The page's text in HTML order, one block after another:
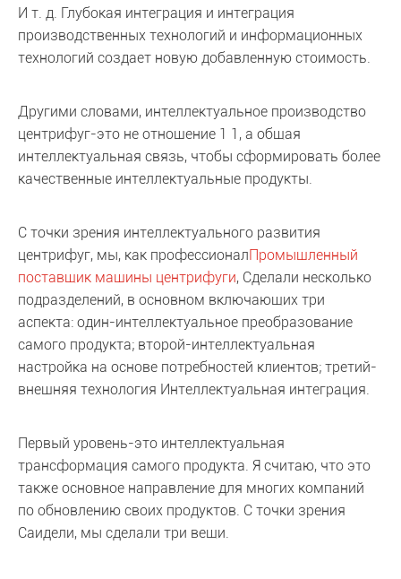
И т. д. Глубокая интеграция и интеграция
производственных технологий и информационных
технологий создает новую добавленную стоимость.
Другими словами, интеллектуальное производство
центрифуг-это не отношение 1 1, а общая
интеллектуальная связь, чтобы сформировать более
качественные интеллектуальные продукты.
С точки зрения интеллектуального развития
центрифуг, мы, как профессионалПромышленный
поставщик машины центрифуги, Сделали несколько
подразделений, в основном включающих три
аспекта: один-интеллектуальное преобразование
самого продукта; второй-интеллектуальная
настройка на основе потребностей клиентов; третий-
внешняя технология Интеллектуальная интеграция.
Первый уровень-это интеллектуальная
трансформация самого продукта. Я считаю, что это
также основное направление для многих компаний
по обновлению своих продуктов. С точки зрения
Саидели, мы сделали три вещи.